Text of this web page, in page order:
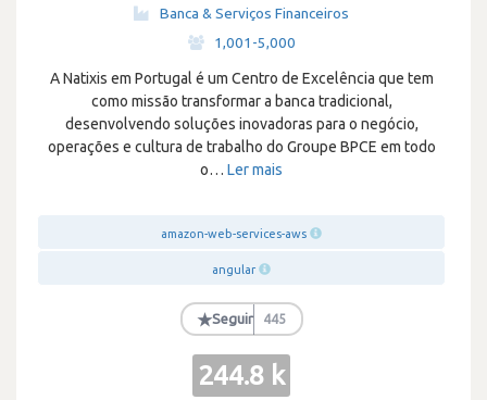
Banca & Serviços Financeiros
1,001-5,000
A Natixis em Portugal é um Centro de Excelência que tem
como missão transformar a banca tradicional,
desenvolvendo soluções inovadoras para o negócio,
operações e cultura de trabalho do Groupe BPCE em todo
o… Ler mais
amazon-web-services-aws
angular
★Seguir 445
244.8 k